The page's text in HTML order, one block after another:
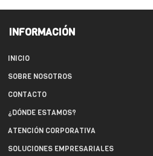
INFORMACIÓN
INICIO
SOBRE NOSOTROS
CONTACTO
¿DÓNDE ESTAMOS?
ATENCIÓN CORPORATIVA
SOLUCIONES EMPRESARIALES